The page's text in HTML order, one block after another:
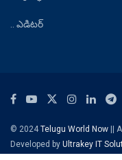
.. ఎడిటర్
© 2024Telugu World Now ||
Developed by Ultrakey IT